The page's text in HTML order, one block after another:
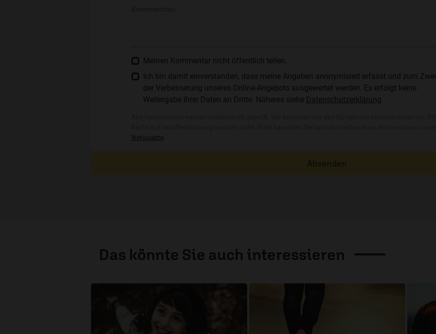
Meinen Kommentar nicht öffentlich teilen.
Ich bin damit einverstanden, dass meine Angaben anonymisiert erfasst und zum
der Verbesserung unseres Online-Angebots ausgewertet werden. Es erfolgt keine
Weitergabe Ihrer Daten an Dritte. Näheres siehe Datenschutzerklärung
Netiquette
Absenden
Das könnte Sie auch interessieren